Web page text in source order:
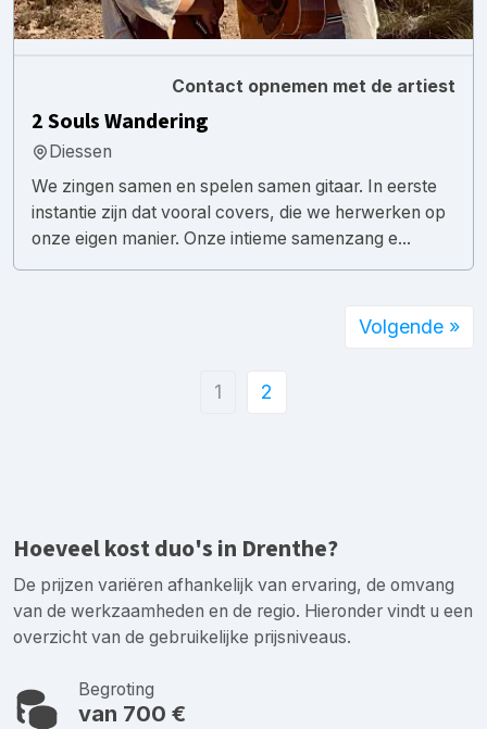
Contact opnemen met de artiest
2 Souls Wandering
Diessen
We zingen samen en spelen samen gitaar. In eerste
instantie zijn dat vooral covers, die we herwerken op
onze eigen manier. Onze intieme samenzang e...
1 2
Volgende »
Hoeveel kost duo's in Drenthe?
De prijzen variëren afhankelijk van ervaring, de omvang
van de werkzaamheden en de regio. Hieronder vindt u een
overzicht van de gebruikelijke prijsniveaus.
Begroting
van 700 €